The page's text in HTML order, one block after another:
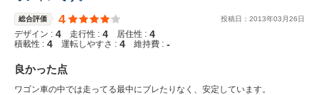
総合評価 4 投稿日： 2013年03 月26日
デザイン : 4 走行性 : 4 居住性 : 4
積載性 : 4 運転しやすさ : 4 維持費 : -
良かった点
ワゴン車の中では走ってる最中にブレたりなく、安定しています。